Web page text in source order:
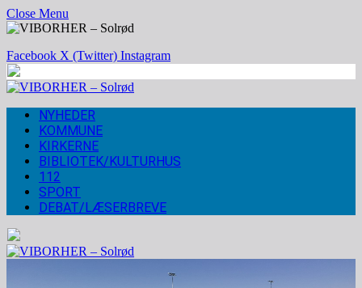
Close Menu
Facebook X (Twitter) Instagram
NYHEDER
KOMMUNE
KIRKERNE
BIBLIOTEK/KULTURHUS
112
SPORT
DEBAT/LÆSERBREVE